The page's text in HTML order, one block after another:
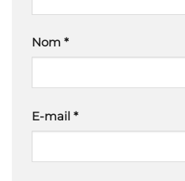
Nom *
E-mail *